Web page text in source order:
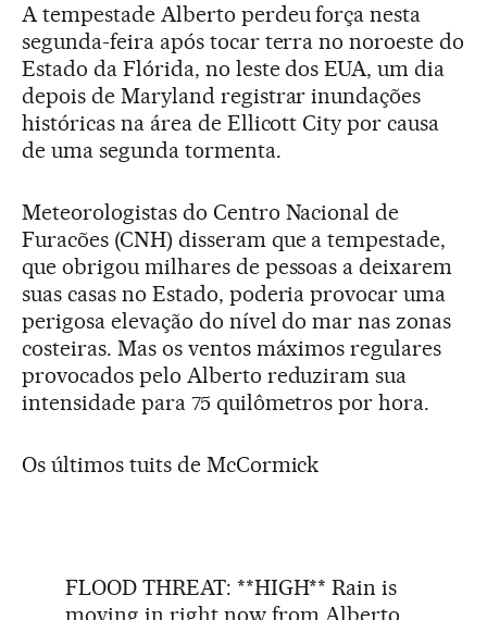
A tempestade Alberto perdeu força nesta
segunda-feira após tocar terra no noroeste do
Estado da Flórida, no leste dos EUA, um dia
depois de Maryland registrar inundações
históricas na área de Ellicott City por causa
de uma segunda tormenta.
Meteorologistas do Centro Nacional de
Furacões (CNH) disseram que a tempestade,
que obrigou milhares de pessoas a deixarem
suas casas no Estado, poderia provocar uma
perigosa elevação do nível do mar nas zonas
costeiras. Mas os ventos máximos regulares
provocados pelo Alberto reduziram sua
intensidade para 75 quilômetros por hora.
Os últimos tuits de McCormick
FLOOD THREAT: **HIGH** Rain is
moving in right now from Alberto